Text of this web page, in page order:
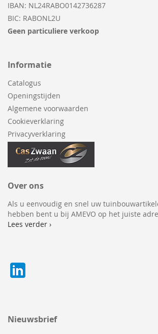
Nieuwsbrief
IBAN: NL24RABO0142736287
BIC: RABONL2U
Geen particuliere verkoop
Informatie
Catalogus
Openingstijden
Algemene voorwaarden
Cookieverklaring
Privacyverklaring
Over ons
Als u eenvoudig en snel uw
hebben bent u bij AMEVO op het juiste
Lees verder ›